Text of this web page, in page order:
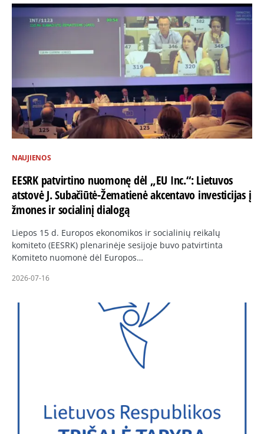
NAUJIENOS
EESRK patvirtino nuomonę dėl „EU Inc.“: Lietuvos
atstovė J. Subačiūtė-Žematienė akcentavo investicijas į
žmones ir socialinį dialogą
Liepos 15 d. Europos ekonomikos ir socialinių reikalų
komiteto (EESRK) plenarinėje sesijoje buvo patvirtinta
Komiteto nuomonė dėl Europos…
2026-07-16